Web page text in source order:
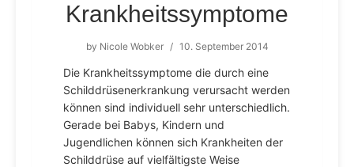
Krankheitssymptome
by Nicole Wobker / 10. September 2014
Die Krankheitssymptome die durch eine
Schilddrüsenerkrankung verursacht werden
können sind individuell sehr unterschiedlich.
Gerade bei Babys, Kindern und
Jugendlichen können sich Krankheiten der
Schilddrüse auf vielfältigste Weise